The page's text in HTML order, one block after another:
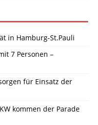
in Hamburg-St.Pauli
7 Personen –
für Einsatz der
kommen der Parade